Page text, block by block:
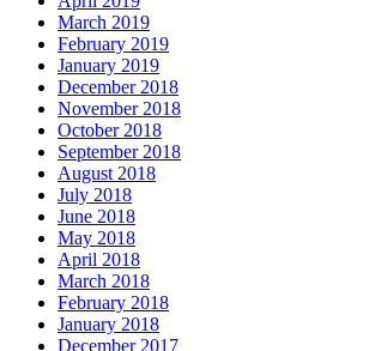
March 2019
February 2019
January 2019
December 2018
November 2018
October 2018
September 2018
August 2018
July 2018
June 2018
May 2018
April 2018
March 2018
February 2018
January 2018
December 2017